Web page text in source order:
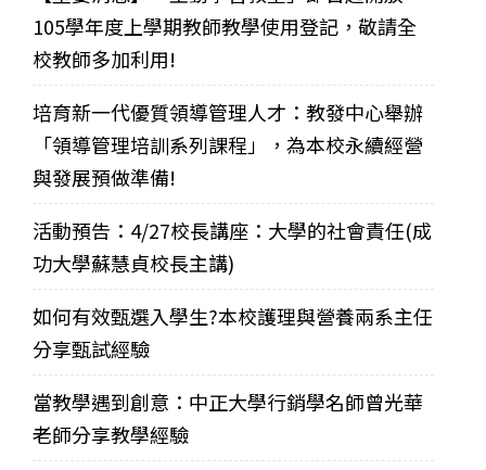
105學年度上學期教師教學使用登記，敬請全
校教師多加利用!
培育新一代優質領導管理人才：教發中心舉辦
「領導管理培訓系列課程」，為本校永續經營
與發展預做準備!
活動預告：4/27校長講座：大學的社會責任(成
功大學蘇慧貞校長主講)
如何有效甄選入學生?本校護理與營養兩系主任
分享甄試經驗
當教學遇到創意：中正大學行銷學名師曾光華
老師分享教學經驗